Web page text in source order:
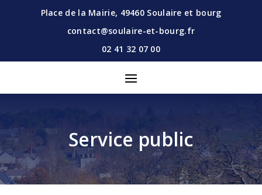
Place de la Mairie, 49460 Soulaire et bourg
contact@soulaire-et-bourg.fr
02 41 32 07 00
Service public